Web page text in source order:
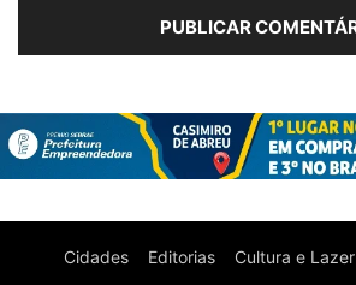
Cidades Editorias Cultura e Lazer